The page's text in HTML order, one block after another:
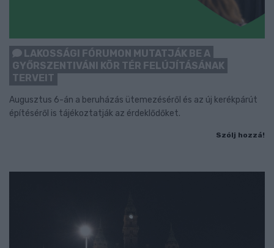
LAKOSSÁGI FÓRUMON MUTATJÁK BE A
GYŐRSZENTIVÁNI KÖR TÉR FELÚJÍTÁSÁNAK
TERVEIT
Augusztus 6-án a beruházás ütemezéséről és az új kerékpárút
építéséről is tájékoztatják az érdeklődőket.
Szólj hozzá!